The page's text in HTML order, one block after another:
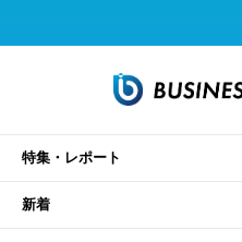
特集・レポート
新着